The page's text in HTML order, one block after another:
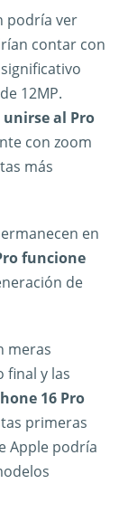
podría ver
contar con
12MP.
al Pro
con zoom
más
en
funcione
de
meras
final y las
16 Pro
primeras
Apple podría